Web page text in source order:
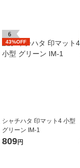
6
43%OFF
シャチハタ 印マット4 小型
グリーン IM-1
809円